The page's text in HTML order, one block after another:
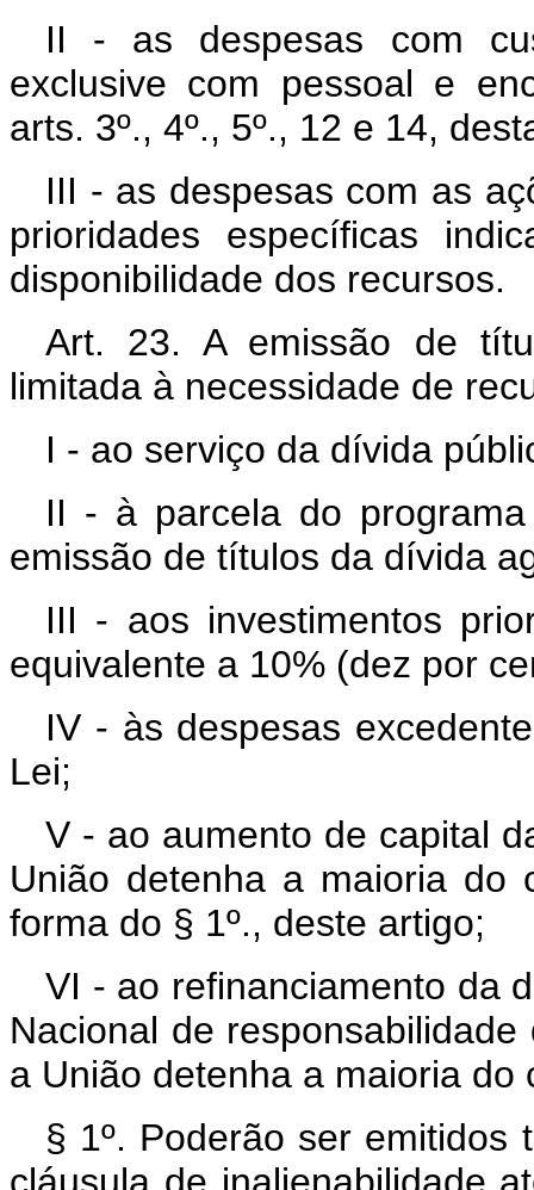
II - as despesas com
exclusive com pessoal e
arts. 3º., 4º., 5º., 12 e 14,
III - as despesas com as
prioridades específicas
disponibilidade dos recursos.
Art. 23. A emissão de
limitada à necessidade de
I - ao serviço da dívida
II - à parcela do
emissão de títulos da dívida
III - aos investimentos
equivalente a 10% (dez por
IV - às despesas
Lei;
V - ao aumento de capital
União detenha a maioria do
forma do § 1º., deste artigo;
VI - ao refinanciamento da
Nacional de
a União detenha a maioria
§ 1º. Poderão ser